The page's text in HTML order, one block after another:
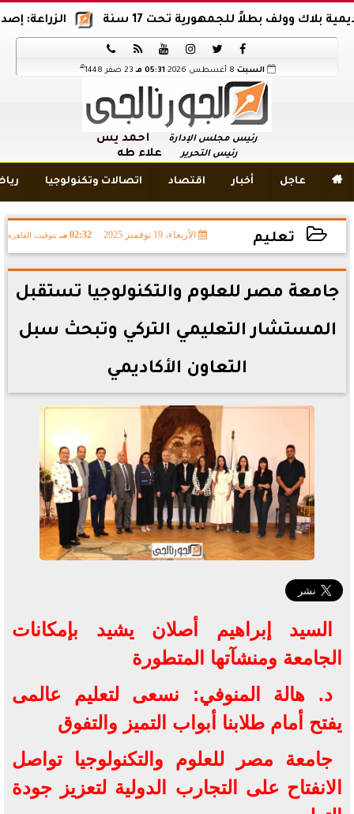
الزراعة: إصدار 12 ألف موافقة وتصريح بالمبيدات خلال 6 شهور بطلاً للجمهورية تحت 17 سنة






السبت 05:31 مـ 23 صفر 1448 هـ
رئيس مجلس الإدارة أحمد يس
رئيس التحرير علاء طه
 عاجل أخبار اقتصاد اتصالات وتكنولوجيا
تعليم الأربعاء، 19 نوفمبر 2025 02:32 مـ بتوقيت القاهرة
2025-11-19 14:32:29
جامعة مصر للعلوم والتكنولوجيا تستقبل
المستشار التعليمي التركي وتبحث سبل
التعاون الأكاديمي
السيد إبراهيم أصلان يشيد بإمكانات
الجامعة ومنشآتها المتطورة
د. هالة المنوفي: نسعى لتعليم عالمى
يفتح أمام طلابنا أبواب التميز والتفوق
جامعة مصر للعلوم والتكنولوجيا تواصل
الانفتاح على التجارب الدولية لتعزيز جودة